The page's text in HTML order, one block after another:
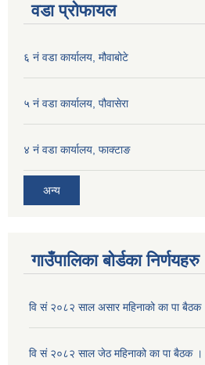
वडा प्रोफायल
६ नं वडा कार्यालय, मौवाबोटे
५ नं वडा कार्यालय, पौवासेरा
४ नं वडा कार्यालय, फाक्टाङ
अन्य
गाउँपालिका बोर्डका निर्णयहरु
वि सं २०८२ साल असार महिनाको का पा बैठक
वि सं २०८२ साल जेठ महिनाको का पा बैठक ।